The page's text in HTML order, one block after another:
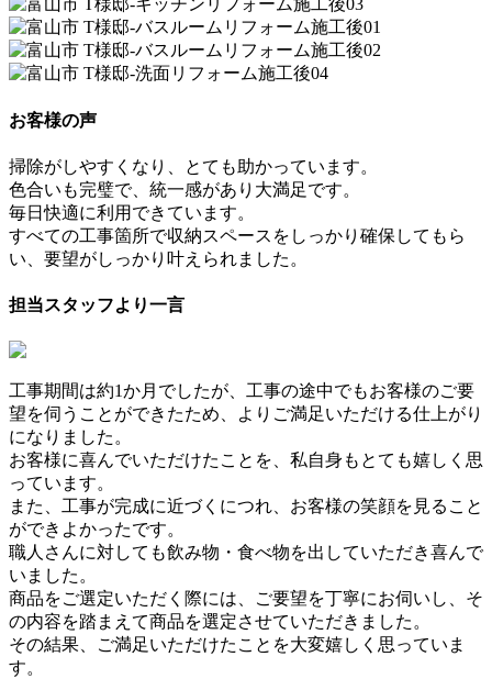
お客様の声
掃除がしやすくなり、とても助かっています。
色合いも完璧で、統一感があり大満足です。
毎日快適に利用できています。
すべての工事箇所で収納スペースをしっかり確保してもら
い、要望がしっかり叶えられました。
担当スタッフより一言
工事期間は約1か月でしたが、工事の途中でもお客様のご要
望を伺うことができたため、よりご満足いただける仕上がり
になりました。
お客様に喜んでいただけたことを、私自身もとても嬉しく思
っています。
また、工事が完成に近づくにつれ、お客様の笑顔を見ること
ができよかったです。
職人さんに対しても飲み物・食べ物を出していただき喜んで
いました。
商品をご選定いただく際には、ご要望を丁寧にお伺いし、そ
の内容を踏まえて商品を選定させていただきました。
その結果、ご満足いただけたことを大変嬉しく思っていま
す。